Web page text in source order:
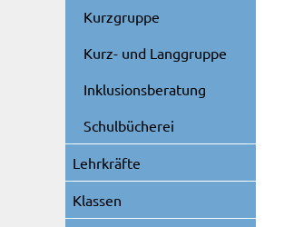
Kurzgruppe
Kurz- und Langgruppe
Inklusionsberatung
Schulbücherei
Lehrkräfte
Klassen